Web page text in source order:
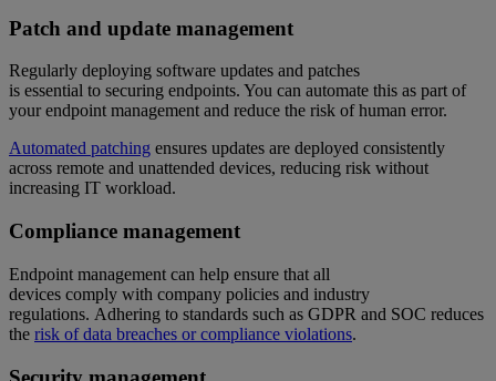
Patch and update management
Regularly deploying software updates and patches
is essential to securing endpoints. You can automate this as part of
your endpoint management and reduce the risk of human error.
Automated patching ensures updates are deployed consistently
across remote and unattended devices, reducing risk without
increasing IT workload.
Compliance management
Endpoint management can help ensure that all
devices comply with company policies and industry
regulations. Adhering to standards such as GDPR and SOC reduces
the risk of data breaches or compliance violations.